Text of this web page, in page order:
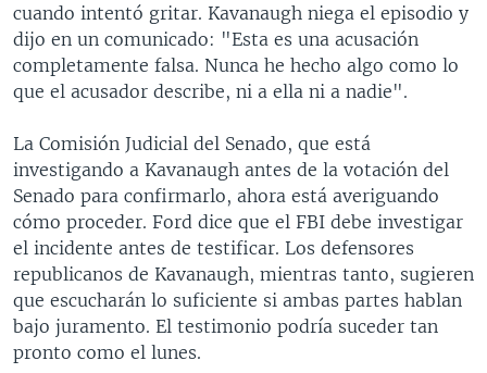
cuando intentó gritar. Kavanaugh niega el episodio y
dijo en un comunicado: "Esta es una acusación
completamente falsa. Nunca he hecho algo como lo
que el acusador describe, ni a ella ni a nadie".
La Comisión Judicial del Senado, que está
investigando a Kavanaugh antes de la votación del
Senado para confirmarlo, ahora está averiguando
cómo proceder. Ford dice que el FBI debe investigar
el incidente antes de testificar. Los defensores
republicanos de Kavanaugh, mientras tanto, sugieren
que escucharán lo suficiente si ambas partes hablan
bajo juramento. El testimonio podría suceder tan
pronto como el lunes.